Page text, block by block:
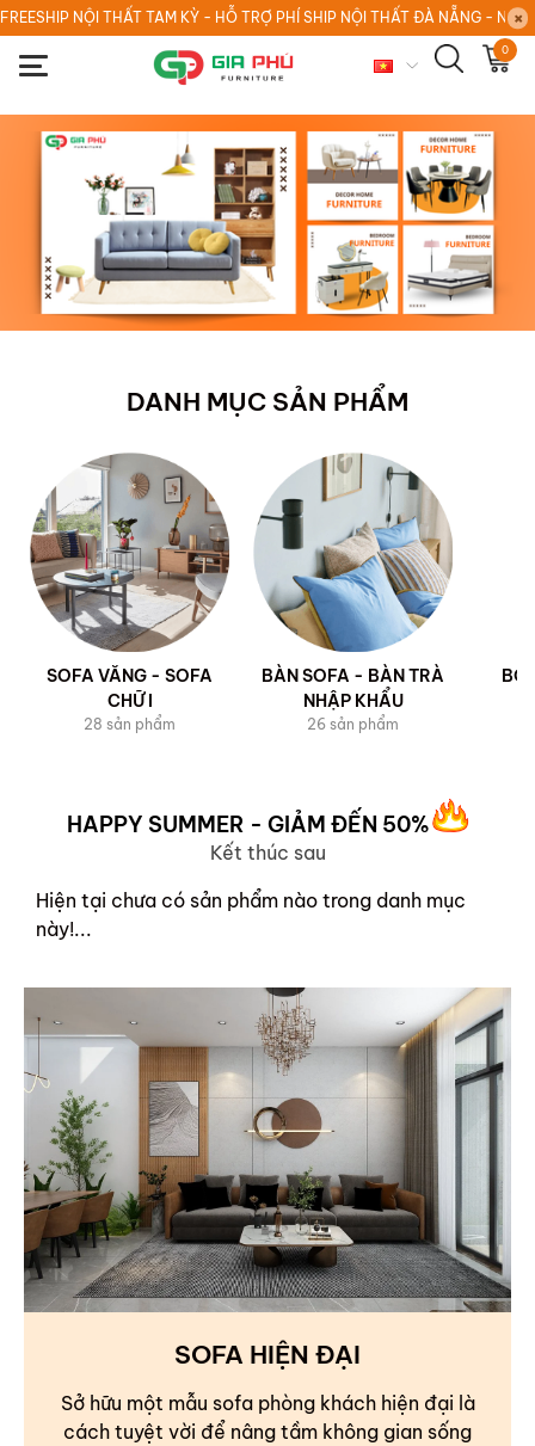
FREESHIP NỘI THẤT TAM KỲ - HỖ TRỢ PHÍ SHIP NỘI THẤT ĐÀ NẴNG - NỘI
0
DANH MỤC SẢN PHẨM
SOFA VĂNG - SOFA
CHỮ I
28 sản phẩm
BÀN SOFA - BÀN TRÀ
NHẬP KHẨU
26 sản phẩm
BỘ
HAPPY SUMMER - GIẢM ĐẾN 50%
Kết thúc sau
Hiện tại chưa có sản phẩm nào trong danh mục
này!...
SOFA HIỆN ĐẠI
Sở hữu một mẫu sofa phòng khách hiện đại là
cách tuyệt vời để nâng tầm không gian sống